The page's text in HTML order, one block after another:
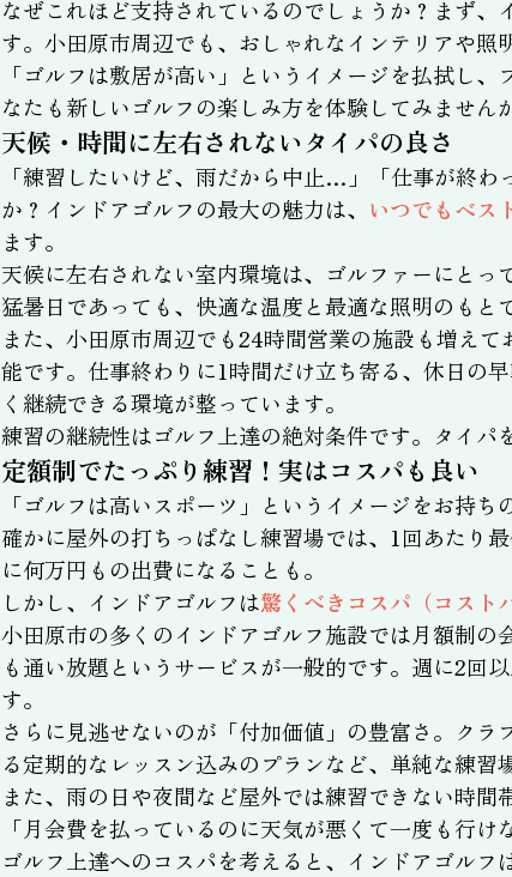
なぜこれほど支持されているのでしょうか？まず、
す。小田原市周辺でも、おしゃれなインテリアや
「ゴルフは敷居が高い」というイメージを払拭し
なたも新しいゴルフの楽しみ方を体験してみません
天候・時間に左右されないタイパの良さ
「練習したいけど、雨だから中止…」「仕事が終
か？インドアゴルフの最大の魅力は、 いつでもベス
ます。
天候に左右されない室内環境は、ゴルファーにと
猛暑日であっても、快適な温度と最適な照明のも
また、小田原市周辺でも24時間営業の施設も増え
能です。仕事終わりに1時間だけ立ち寄る、休日の
く継続できる環境が整っています。
練習の継続性はゴルフ上達の絶対条件です。タイ
定額制でたっぷり練習！実はコスパも良い
「ゴルフは高いスポーツ」というイメージをお持ち
確かに屋外の打ちっぱなし練習場では、1回あたり
に何万円もの出費になることも。
しかし、インドアゴルフは驚くべきコスパ（コスト
小田原市の多くのインドアゴルフ施設では月額制
も通い放題というサービスが一般的です。週に2回
す。
さらに見逃せないのが「付加価値」の豊富さ。ク
る定期的なレッスン込みのプランなど、単純な練
また、雨の日や夜間など屋外では練習できない時
「月会費を払っているのに天気が悪くて一度も行
ゴルフ上達へのコスパを考えると、インドアゴル